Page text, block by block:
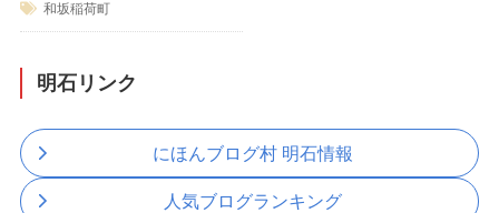
和坂稲荷町
明石リンク
にほんブログ村 明石情報
人気ブログランキング